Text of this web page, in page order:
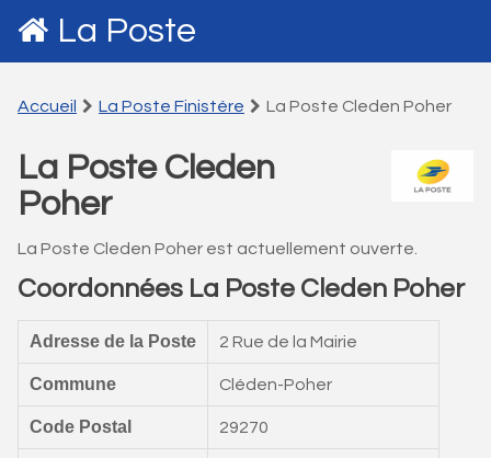
La Poste
Accueil La Poste Finistére La Poste Cleden Poher
La Poste Cleden
Poher
La Poste Cleden Poher est actuellement ouverte.
Coordonnées La Poste Cleden Poher
Adresse de la Poste 2 Rue de la Mairie
Commune Cléden-Poher
Code Postal 29270